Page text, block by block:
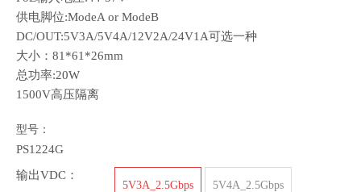
供电脚位:ModeA or ModeB
DC/OUT:5V3A/5V4A/12V2A/24V1A可选一种
大小：81*61*26mm
总功率:20W
1500V高压隔离
型号：
PS1224G
输出VDC：
5V3A_2.5Gbps 5V4A_2.5Gbps